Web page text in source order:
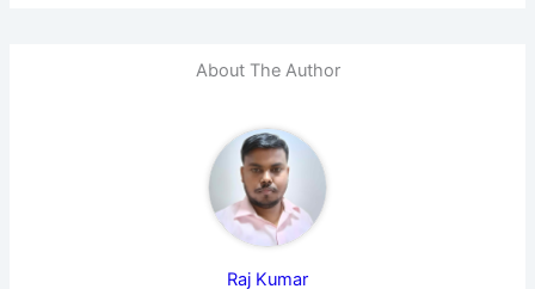
About The Author
Raj Kumar